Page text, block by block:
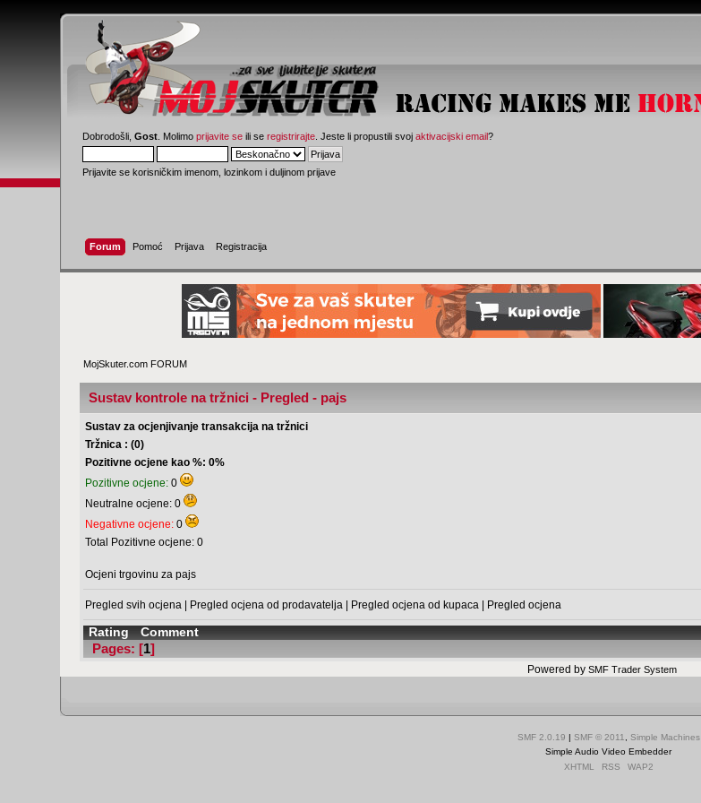
Dobrodošli,Gost . Molimoprijavite se ili seregistrirajte . Jeste li propustili svojaktivacijski email?
Prijavite se korisničkim imenom, lozinkom i duljinom prijave
Forum Pomoć Prijava Registracija
MojSkuter.com FORUM
Sustav kontrole na tržnici - Pregled - pajs
Sustav za ocjenjivanje transakcija na tržnici
Tržnica : (0)
Pozitivne ocjene kao %: 0%
Pozitivne ocjene: 0
Neutralne ocjene: 0
Negativne ocjene: 0
Total Pozitivne ocjene: 0
Ocjeni trgovinu za pajs
Pregled svih ocjena | Pregled ocjena od prodavatelja | Pregled ocjena od kupaca | Pregled ocjena
Rating Comment
Pages: [1]
Powered by SMF Trader System
SMF 2.0.19 | SMF © 2011
Simple Machines
Simple Audio Video Embedder
XHTML
RSS WAP2